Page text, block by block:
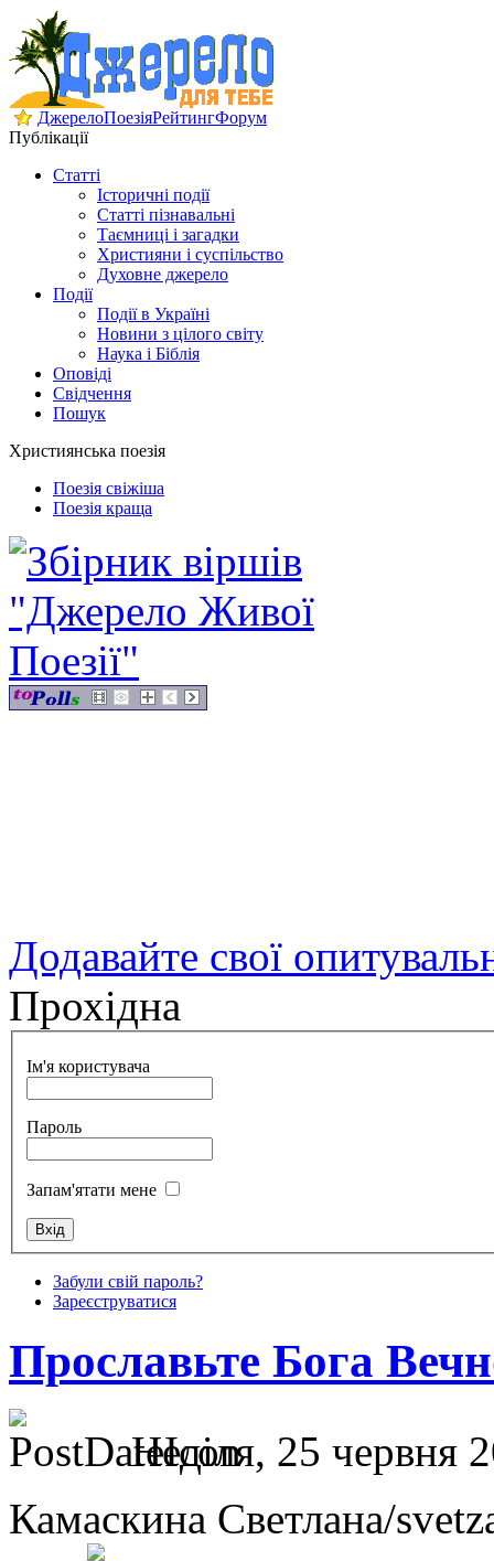
ДжерелоПоезіяРейтингФорум
Публікації
Статті
Історичні події
Статті пізнавальні
Таємниці і загадки
Християни і суспільство
Духовне джерело
Події
Події в Україні
Новини з цілого світу
Наука і Біблія
Оповіді
Свідчення
Пошук
Християнська поезія
Поезія свіжіша
Поезія краща
Додавайте свої
Прохідна
Ім'я користувача
Пароль
Запам'ятати мене
Забули свій пароль?
Зареєструватися
Прославьте Бога
Неділя, 25 червня
Камаскина Светлана/